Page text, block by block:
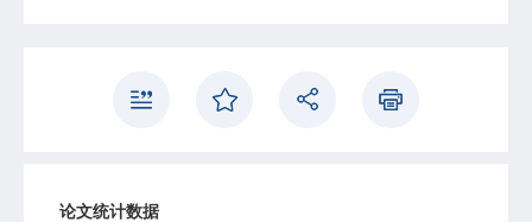
不足的公司中更为显著。本文为理解数字平台注意力配置与
论文统计数据